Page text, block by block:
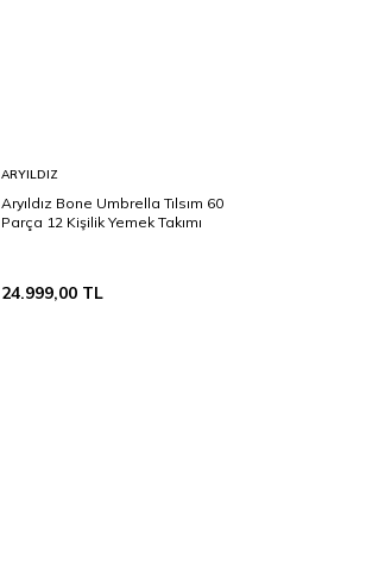
ARYILDIZ
Aryıldız Bone Umbrella Tılsım 60
Parça 12 Kişilik Yemek Takımı
24.999,00 TL